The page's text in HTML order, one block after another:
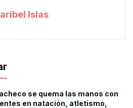
Islas
se quema las manos con
en natación, atletismo,